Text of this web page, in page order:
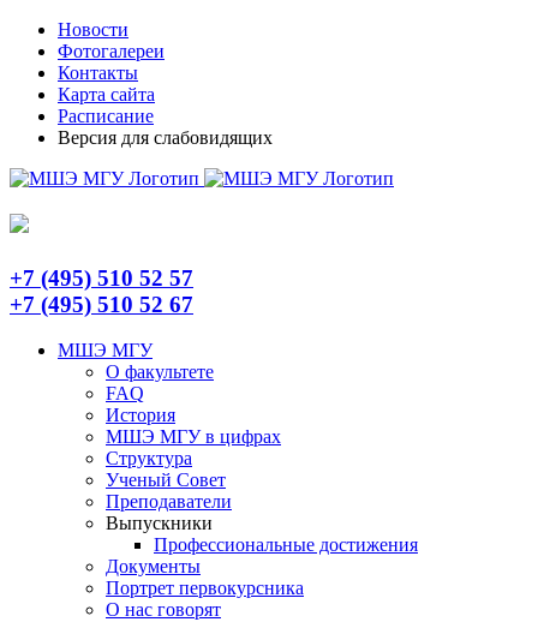
Skip
content
TelegramНовости
Фотогалереи
Контакты
Карта сайта
Расписание
Версия для слабовидящих
+7 (495) 510 52 57
+7 (495) 510 52 67
МШЭ МГУ
О факультете
FAQ
История
МШЭ МГУ в цифрах
Структура
Ученый Совет
Преподаватели
Выпускники
Профессиональные достижения
Документы
Портрет первокурсника
О нас говорят